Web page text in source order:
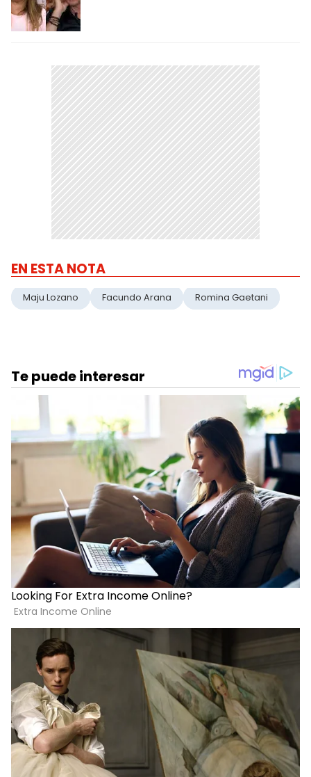
EN ESTA NOTA
Maju Lozano Facundo Arana Romina Gaetani